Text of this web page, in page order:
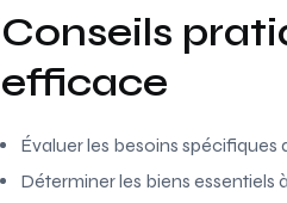
Conseils
efficace
Évaluer les besoins spécifiques
Déterminer les biens essentiels